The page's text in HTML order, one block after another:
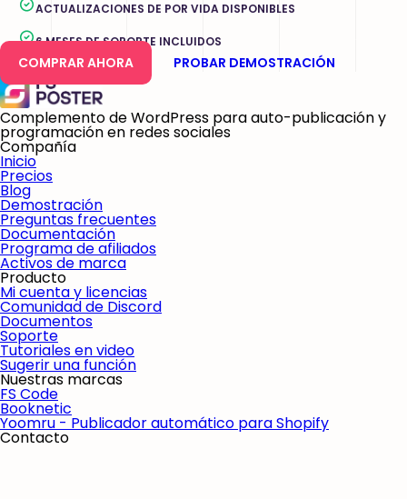
ACTUALIZACIONES DE POR VIDA DISPONIBLES
6 MESES DE SOPORTE INCLUIDOS
COMPRAR AHORA PROBAR DEMOSTRACIÓN
Complemento de WordPress para auto-publicación y
programación en redes sociales
Compañía
Inicio
Precios
Blog
Demostración
Preguntas frecuentes
Documentación
Programa de afiliados
Activos de marca
Producto
Mi cuenta y licencias
Comunidad de Discord
Documentos
Soporte
Tutoriales en video
Sugerir una función
Nuestras marcas
FS Code
Booknetic
Yoomru - Publicador automático para Shopify
Contacto